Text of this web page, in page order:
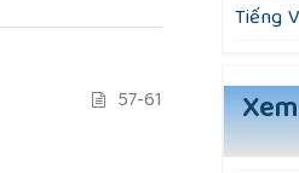
57-61
Tiếng